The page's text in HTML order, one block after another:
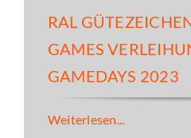
RAL
GAMES
GAMEDAYS 2023
Weiterlesen...